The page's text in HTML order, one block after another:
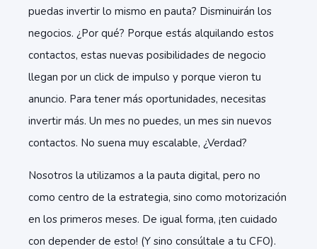
puedas invertir lo mismo en pauta? Disminuirán los
negocios. ¿Por qué? Porque estás alquilando estos
contactos, estas nuevas posibilidades de negocio
llegan por un click de impulso y porque vieron tu
anuncio. Para tener más oportunidades, necesitas
invertir más. Un mes no puedes, un mes sin nuevos
contactos. No suena muy escalable, ¿Verdad?
Nosotros la utilizamos a la pauta digital, pero no
como centro de la estrategia, sino como motorización
en los primeros meses. De igual forma, ¡ten cuidado
con depender de esto! (Y sino consúltale a tu CFO).